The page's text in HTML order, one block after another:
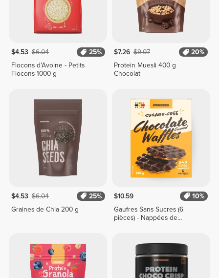
$4.53 $6.04
25%
Flocons d'Avoine - Petits
Flocons 1000 g
$7.26 $9.07
20%
Protein Muesli 400 g
Chocolat
$4.53 $6.04
25%
Graines de Chia 200 g
$10.59
10%
Gaufres Sans Sucres (6
pièces) - Nappées de